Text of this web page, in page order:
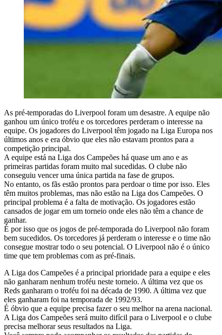
As pré-temporadas do Liverpool foram um desastre. A equipe não
ganhou um único troféu e os torcedores perderam o interesse na
equipe. Os jogadores do Liverpool têm jogado na Liga Europa nos
últimos anos e era óbvio que eles não estavam prontos para a
competição principal.
A equipe está na Liga dos Campeões há quase um ano e as
primeiras partidas foram muito mal sucedidas. O clube não
conseguiu vencer uma única partida na fase de grupos.
No entanto, os fãs estão prontos para perdoar o time por isso. Eles
têm muitos problemas, mas não estão na Liga dos Campeões. O
principal problema é a falta de motivação. Os jogadores estão
cansados de jogar em um torneio onde eles não têm a chance de
ganhar.
É por isso que os jogos de pré-temporada do Liverpool não foram
bem sucedidos. Os torcedores já perderam o interesse e o time não
consegue mostrar todo o seu potencial. O Liverpool não é o único
time que tem problemas com as pré-finais.
A Liga dos Campeões é a principal prioridade para a equipe e eles
não ganharam nenhum troféu neste torneio. A última vez que os
Reds ganharam o troféu foi na década de 1990. A última vez que
eles ganharam foi na temporada de 1992/93.
É óbvio que a equipe precisa fazer o seu melhor na arena nacional.
A Liga dos Campeões será muito difícil para o Liverpool e o clube
precisa melhorar seus resultados na Liga.